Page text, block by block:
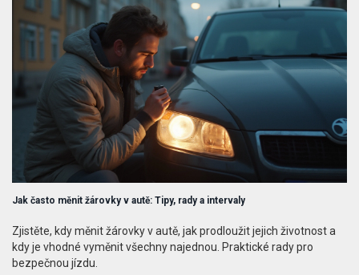
Jak často měnit žárovky v autě: Tipy, rady a intervaly
Zjistěte, kdy měnit žárovky v autě, jak prodloužit jejich životnost a
kdy je vhodné vyměnit všechny najednou. Praktické rady pro
bezpečnou jízdu.